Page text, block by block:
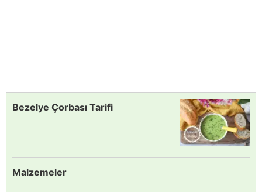
Bezelye Çorbası Tarifi
Malzemeler